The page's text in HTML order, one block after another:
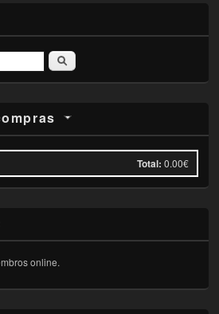
Pesquisar
Total: 0.00€
online.